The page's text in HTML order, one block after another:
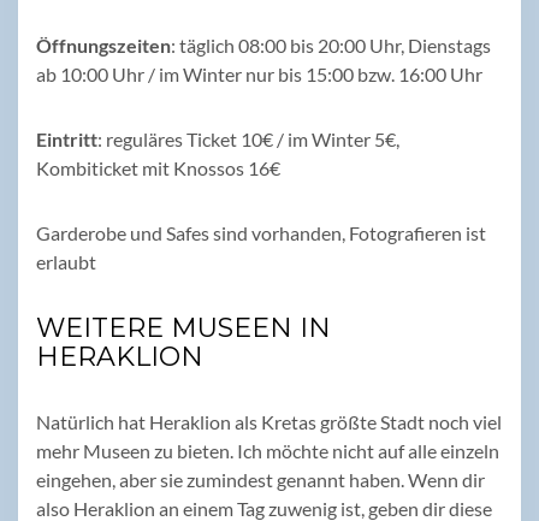
Öffnungszeiten: täglich 08:00 bis 20:00 Uhr, Dienstags
ab 10:00 Uhr / im Winter nur bis 15:00 bzw. 16:00 Uhr
Eintritt: reguläres Ticket 10€ / im Winter 5€,
Kombiticket mit Knossos 16€
Garderobe und Safes sind vorhanden, Fotografieren ist
erlaubt
WEITERE MUSEEN IN
HERAKLION
Natürlich hat Heraklion als Kretas größte Stadt noch viel
mehr Museen zu bieten. Ich möchte nicht auf alle einzeln
eingehen, aber sie zumindest genannt haben. Wenn dir
also Heraklion an einem Tag zuwenig ist, geben dir diese